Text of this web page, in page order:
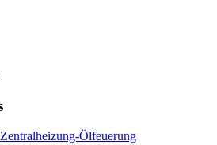
Ölfeuerung